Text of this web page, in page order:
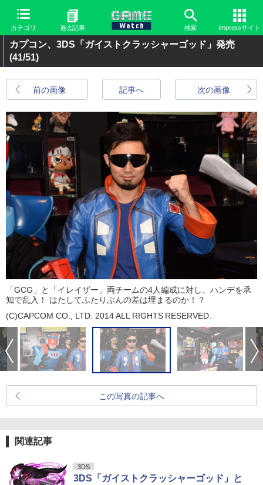
カテゴリ 過去記事 検索 Impressサイト
カプコン、3DS「ガイストクラッシャーゴッド」発売
(41/51)
前の画像 次の画像
記事へ
「GCG」と「イレイザー」両チームの4人編成に対し、ハンデを承
知で乱入！ はたしてふたりぶんの差は埋まるのか！？
(C)CAPCOM CO., LTD. 2014 ALL RIGHTS RESERVED.
この写真の記事へ
関連記事
3DS
3DS「ガイストクラッシャーゴッド」と